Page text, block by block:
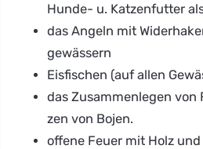
Hunde- u. Katzenfutter
das Angeln mit
gewässern
Eisfischen (auf allen
das Zusammenlegen von
zen von Bojen.
offene Feuer mit Holz